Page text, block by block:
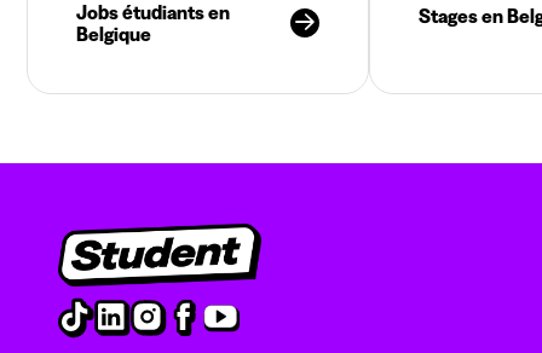
Jobs étudiants en
Belgique
Stages en